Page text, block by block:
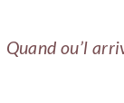
Quand ou’l